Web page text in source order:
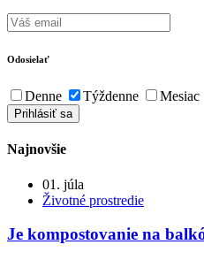
Odosielať
Denne Týždenne Mesiac
Najnovšie
01. júla
Životné prostredie
Je kompostovanie na